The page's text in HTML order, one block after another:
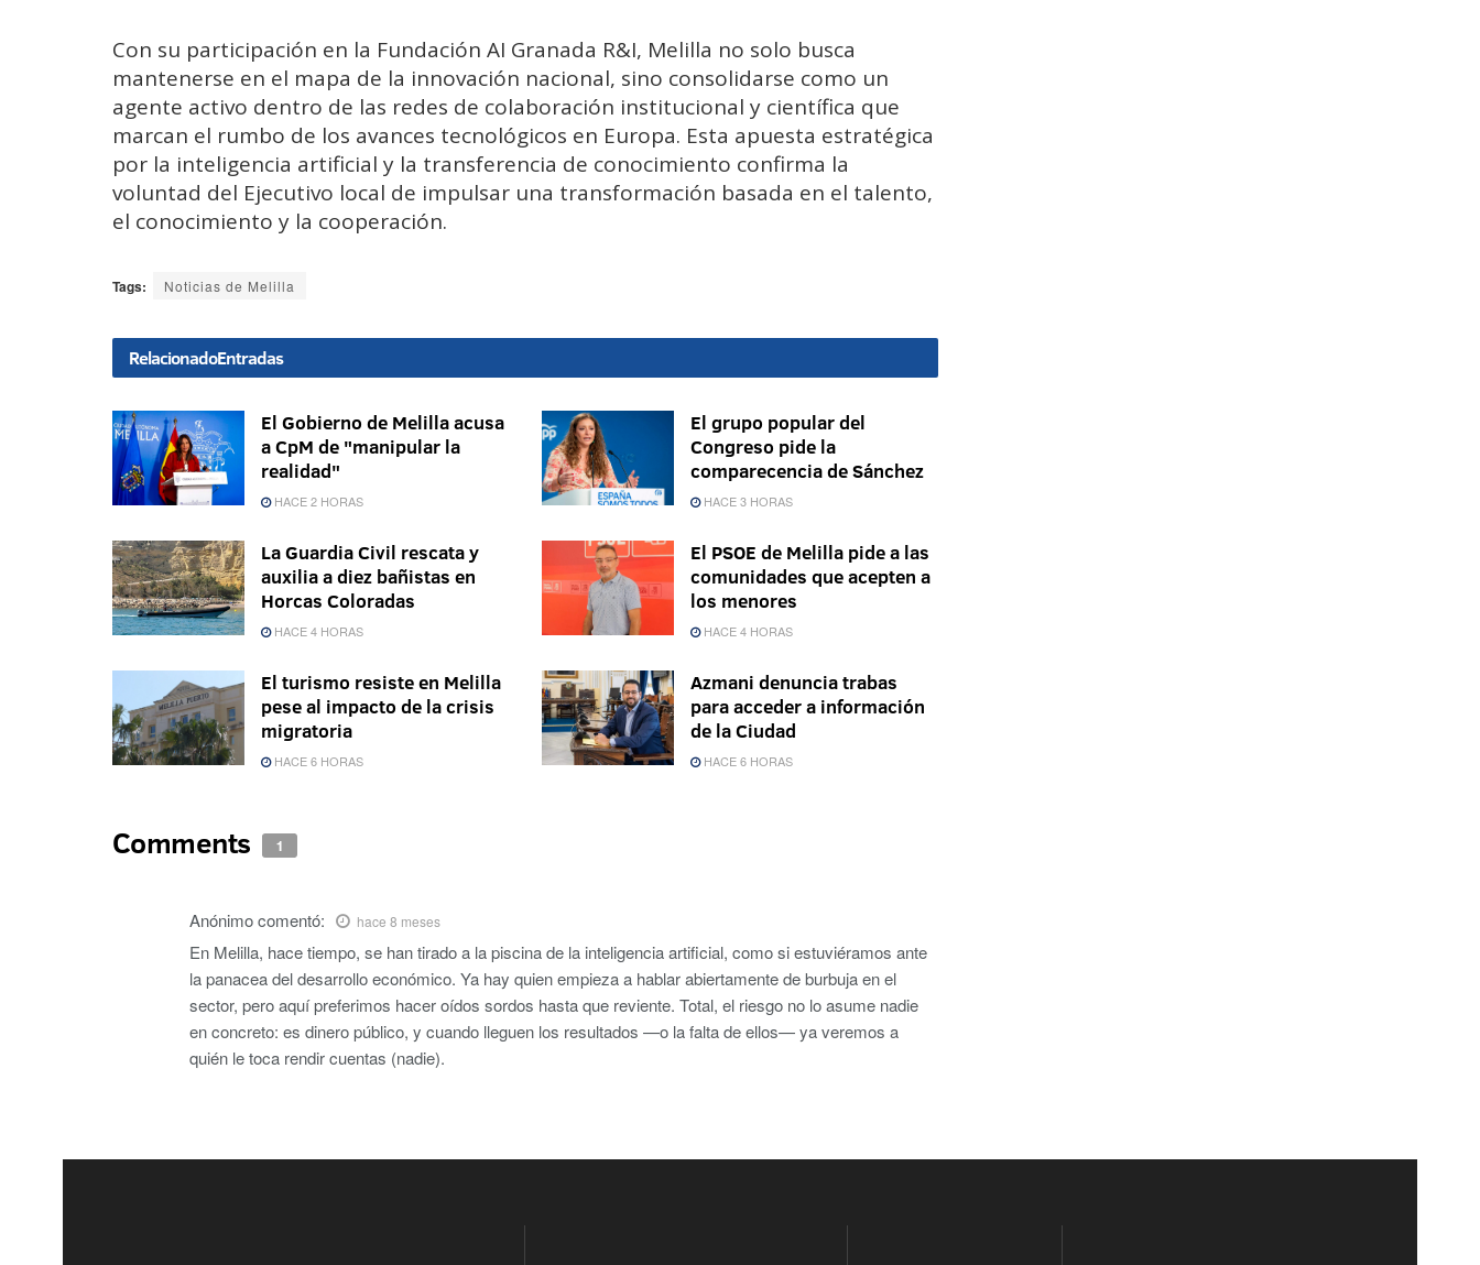
Con su participación en la Fundación AI Granada R&I, Melilla no solo busca
mantenerse en el mapa de la innovación nacional, sino consolidarse como un
agente activo dentro de las redes de colaboración institucional y científica que
marcan el rumbo de los avances tecnológicos en Europa. Esta apuesta estratégica
por la inteligencia artificial y la transferencia de conocimiento confirma la
voluntad del Ejecutivo local de impulsar una transformación basada en el talento,
el conocimiento y la cooperación.
Tags: Noticias de Melilla
RelacionadoEntradas
El Gobierno de Melilla acusa
a CpM de "manipular la
realidad"
HACE 2 HORAS
El grupo popular del
Congreso pide la
comparecencia de Sánchez
HACE 3 HORAS
La Guardia Civil rescata y
auxilia a diez bañistas en
Horcas Coloradas
HACE 4 HORAS
El PSOE de Melilla pide a las
comunidades que acepten a
los menores
HACE 4 HORAS
El turismo resiste en Melilla
pese al impacto de la crisis
migratoria
HACE 6 HORAS
Azmani denuncia trabas
para acceder a información
de la Ciudad
HACE 6 HORAS
Comments 1
Anónimocomentó: hace 8 meses
En Melilla, hace tiempo, se han tirado a la piscina de la inteligencia artificial, como si estuviéramos ante
la panacea del desarrollo económico. Ya hay quien empieza a hablar abiertamente de burbuja en el
sector, pero aquí preferimos hacer oídos sordos hasta que reviente. Total, el riesgo no lo asume nadie
en concreto: es dinero público, y cuando lleguen los resultados —o la falta de ellos— ya veremos a
quién le toca rendir cuentas (nadie).